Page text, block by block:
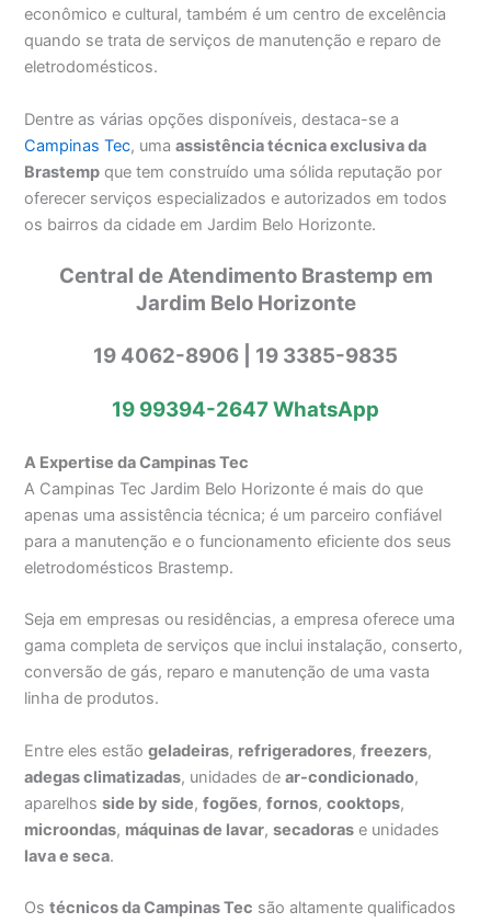
econômico e cultural, também é um centro de excelência
quando se trata de serviços de manutenção e reparo de
eletrodomésticos.
Dentre as várias opções disponíveis, destaca-se a
Campinas Tec, umaassistência técnica exclusiva da
Brastemp que tem construído uma sólida reputação por
oferecer serviços especializados e autorizados em todos
os bairros da cidade em Jardim Belo Horizonte.
Central de Atendimento Brastemp em
Jardim Belo Horizonte
19 4062-8906 | 19 3385-9835
19 99394-2647WhatsApp
A Expertise da Campinas Tec
A Campinas Tec Jardim Belo Horizonte é mais do que
apenas uma assistência técnica; é um parceiro confiável
para a manutenção e o funcionamento eficiente dos seus
eletrodomésticos Brastemp.
Seja em empresas ou residências, a empresa oferece uma
gama completa de serviços que inclui instalação, conserto,
conversão de gás, reparo e manutenção de uma vasta
linha de produtos.
Entre eles estãogeladeiras, refrigeradores,freezers,
adegas climatizadas, unidades dear-condicionado,
aparelhosside by side,fogões,fornos,cooktops,
microondas, máquinas de lavar,secadoras e unidades
lava e seca.
Ostécnicos da Campinas Tec são altamente qualificados